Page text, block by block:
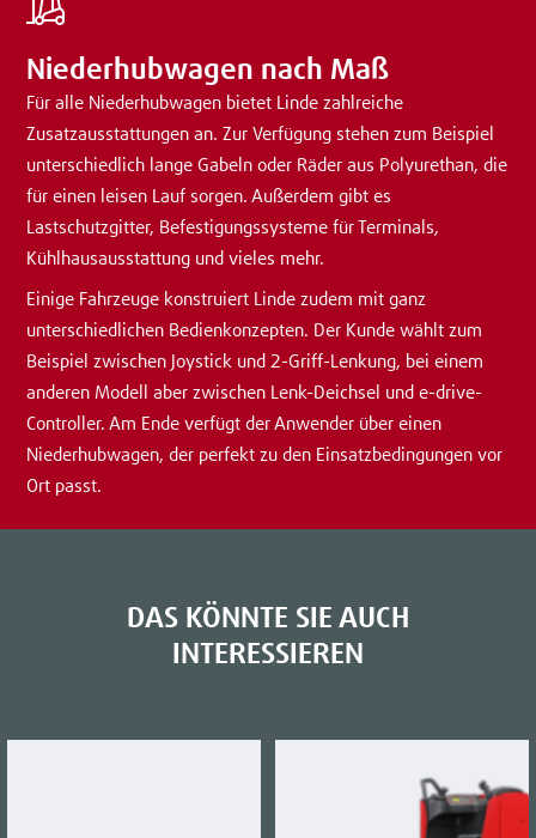
Niederhubwagen nach Maß
Für alle Niederhubwagen bietet Linde zahlreiche
Zusatzausstattungen an. Zur Verfügung stehen zum Beispiel
unterschiedlich lange Gabeln oder Räder aus Polyurethan, die
für einen leisen Lauf sorgen. Außerdem gibt es
Lastschutzgitter, Befestigungssysteme für Terminals,
Kühlhausausstattung und vieles mehr.
Einige Fahrzeuge konstruiert Linde zudem mit ganz
unterschiedlichen Bedienkonzepten. Der Kunde wählt zum
Beispiel zwischen Joystick und 2-Griff-Lenkung, bei einem
anderen Modell aber zwischen Lenk-Deichsel und e-drive-
Controller. Am Ende verfügt der Anwender über einen
Niederhubwagen, der perfekt zu den Einsatzbedingungen vor
Ort passt.
DAS KÖNNTE SIE AUCH
INTERESSIEREN